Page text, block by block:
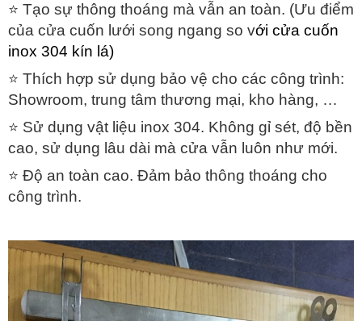
⭐ Tạo sự thông thoáng mà vẫn an toàn. (Ưu điểm
của cửa cuốn lưới song ngang so với cửa cuốn
inox 304 kín lá)
⭐ Thích hợp sử dụng bảo vệ cho các công trình:
Showroom, trung tâm thương mại, kho hàng, …
⭐ Sử dụng vật liệu inox 304. Không gỉ sét, độ bền
cao, sử dụng lâu dài mà cửa vẫn luôn như mới.
⭐ Độ an toàn cao. Đảm bảo thông thoáng cho
công trình.